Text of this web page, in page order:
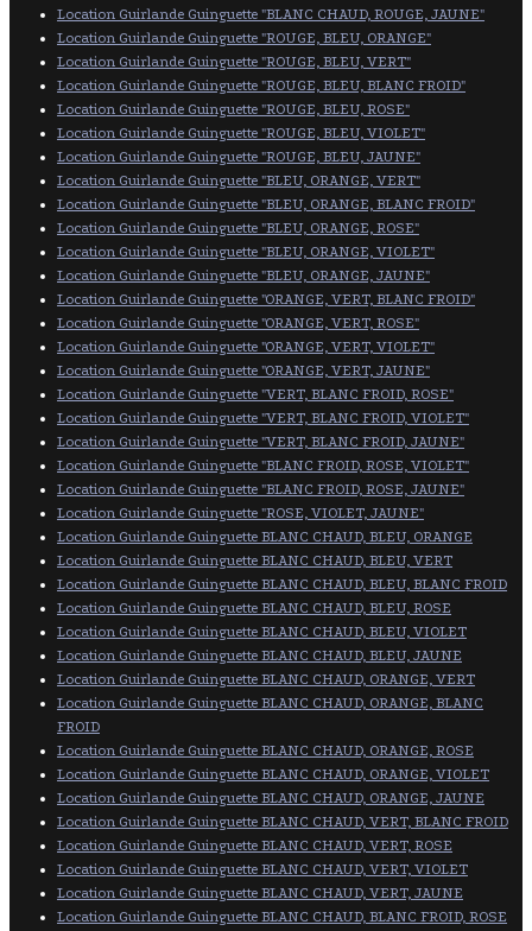
Location Guirlande Guinguette "BLANC CHAUD, ROUGE, JAUNE"
Location Guirlande Guinguette "ROUGE, BLEU, ORANGE"
Location Guirlande Guinguette "ROUGE, BLEU, VERT"
Location Guirlande Guinguette "ROUGE, BLEU, BLANC FROID"
Location Guirlande Guinguette "ROUGE, BLEU, ROSE"
Location Guirlande Guinguette "ROUGE, BLEU, VIOLET"
Location Guirlande Guinguette "ROUGE, BLEU, JAUNE"
Location Guirlande Guinguette "BLEU, ORANGE, VERT"
Location Guirlande Guinguette "BLEU, ORANGE, BLANC FROID"
Location Guirlande Guinguette "BLEU, ORANGE, ROSE"
Location Guirlande Guinguette "BLEU, ORANGE, VIOLET"
Location Guirlande Guinguette "BLEU, ORANGE, JAUNE"
Location Guirlande Guinguette "ORANGE, VERT, BLANC FROID"
Location Guirlande Guinguette "ORANGE, VERT, ROSE"
Location Guirlande Guinguette "ORANGE, VERT, VIOLET"
Location Guirlande Guinguette "ORANGE, VERT, JAUNE"
Location Guirlande Guinguette "VERT, BLANC FROID, ROSE"
Location Guirlande Guinguette "VERT, BLANC FROID, VIOLET"
Location Guirlande Guinguette "VERT, BLANC FROID, JAUNE"
Location Guirlande Guinguette "BLANC FROID, ROSE, VIOLET"
Location Guirlande Guinguette "BLANC FROID, ROSE, JAUNE"
Location Guirlande Guinguette "ROSE, VIOLET, JAUNE"
Location Guirlande Guinguette BLANC CHAUD, BLEU, ORANGE
Location Guirlande Guinguette BLANC CHAUD, BLEU, VERT
Location Guirlande Guinguette BLANC CHAUD, BLEU, BLANC FROID
Location Guirlande Guinguette BLANC CHAUD, BLEU, ROSE
Location Guirlande Guinguette BLANC CHAUD, BLEU, VIOLET
Location Guirlande Guinguette BLANC CHAUD, BLEU, JAUNE
Location Guirlande Guinguette BLANC CHAUD, ORANGE, VERT
Location Guirlande Guinguette BLANC CHAUD, ORANGE, BLANC
FROID
Location Guirlande Guinguette BLANC CHAUD, ORANGE, ROSE
Location Guirlande Guinguette BLANC CHAUD, ORANGE, VIOLET
Location Guirlande Guinguette BLANC CHAUD, ORANGE, JAUNE
Location Guirlande Guinguette BLANC CHAUD, VERT, BLANC FROID
Location Guirlande Guinguette BLANC CHAUD, VERT, ROSE
Location Guirlande Guinguette BLANC CHAUD, VERT, VIOLET
Location Guirlande Guinguette BLANC CHAUD, VERT, JAUNE
Location Guirlande Guinguette BLANC CHAUD, BLANC FROID, ROSE